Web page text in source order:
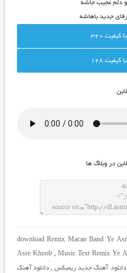
دلم عجیب جاشه
جدید باهاشه
320
کيفيت 128
در وبلاگ ها
download Remix Macan Band Ye
Asre Khoob, Music Text Remix Ye
دانلود آهنگ جدید ریمیکس , دانلود آهنگ